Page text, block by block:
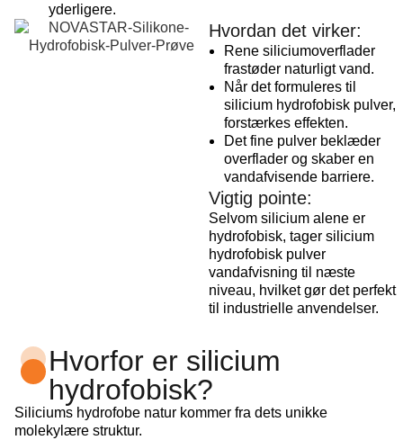
yderligere.
Hvordan det virker:
Rene siliciumoverflader
frastøder naturligt vand.
Når det formuleres til
silicium hydrofobisk pulver,
forstærkes effekten.
Det fine pulver beklæder
overflader og skaber en
vandafvisende barriere.
Vigtig pointe:
Selvom silicium alene er
hydrofobisk, tager silicium
hydrofobisk pulver
vandafvisning til næste
niveau, hvilket gør det perfekt
til industrielle anvendelser.
Hvorfor er silicium
hydrofobisk?
Siliciums hydrofobe natur kommer fra dets unikke
molekylære struktur.